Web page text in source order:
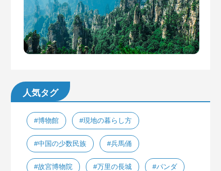
人気タグ
#博物館 #現地の暮らし方
#中国の少数民族 #兵馬俑
#故宮博物院 #万里の長城 #パンダ